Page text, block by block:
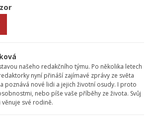
našeho redakčního týmu. Po několika letech
nyní přináší zajímavé zprávy ze světa
poznává nové lidi a jejich životní osudy. I proto
nebo píše vaše příběhy ze života. Svůj
své rodině.